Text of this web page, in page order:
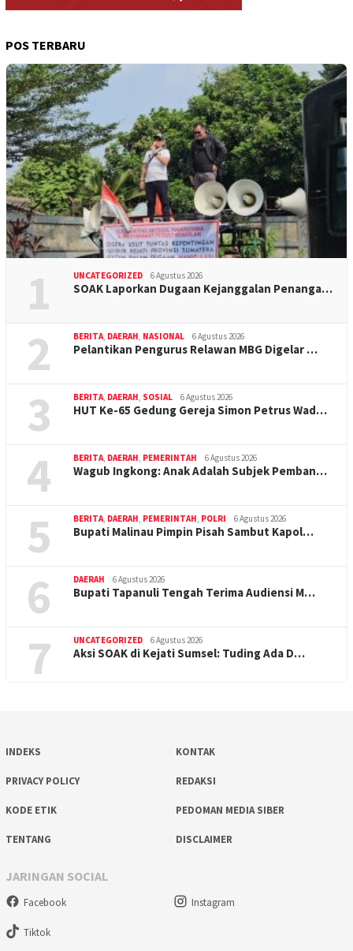
POS TERBARU
1 UNCATEGORIZED 6 Agustus 2026
SOAK Laporkan Dugaan Kejanggalan Penanga…
2 BERITA DAERAH NASIONAL 6 Agustus 2026
Pelantikan Pengurus Relawan MBG Digelar …
3 BERITA DAERAH SOSIAL 6 Agustus 2026
HUT Ke-65 Gedung Gereja Simon Petrus Wad…
4 BERITA DAERAH PEMERINTAH 6 Agustus 2026
Wagub Ingkong: Anak Adalah Subjek Pemban…
5 BERITA DAERAH PEMERINTAH POLRI 6 Agustus 2026
Bupati Malinau Pimpin Pisah Sambut Kapol…
6 DAERAH 6 Agustus 2026
Bupati Tapanuli Tengah Terima Audiensi M…
7 UNCATEGORIZED 6 Agustus 2026
Aksi SOAK di Kejati Sumsel: Tuding Ada D…
INDEKS KONTAK
PRIVACY POLICY REDAKSI
KODE ETIK PEDOMAN MEDIA SIBER
TENTANG DISCLAIMER
JARINGAN SOCIAL
Facebook Instagram
Tiktok